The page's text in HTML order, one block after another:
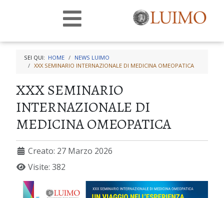
SEI QUI: HOME
NEWS LUIMO
XXX SEMINARIO INTERNAZIONALE DI MEDICINA OMEOPATICA
XXX SEMINARIO
INTERNAZIONALE DI
MEDICINA OMEOPATICA
Creato: 27 Marzo 2026
Visite: 382